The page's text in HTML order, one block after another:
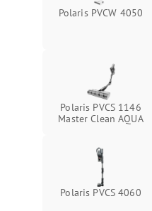
Повреждение внутренних
Поломка системы защиты
Повреждение системы
защиты от короткого
Polaris PVCW 4050
Polaris PVCS 1146
Master Clean AQUA
Polaris PVCS 4060